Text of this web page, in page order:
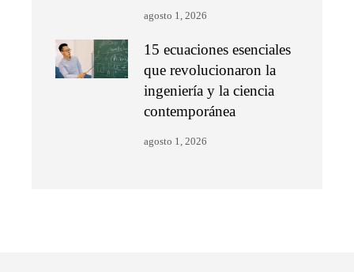
agosto 1, 2026
15 ecuaciones esenciales
que revolucionaron la
ingeniería y la ciencia
contemporánea
agosto 1, 2026